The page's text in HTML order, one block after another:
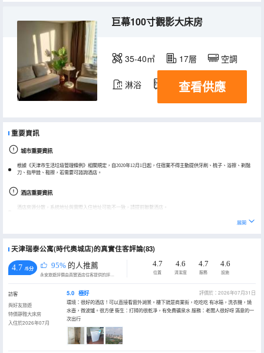
巨幕100寸觀影大床房
35-40㎡ 17層 空調
淋浴 冰箱查看供應
重要資訊
城市重要資訊
根據《天津市生活垃圾管理條例》相關規定，自2020年12月1日起，住宿業不得主動提供牙刷、梳子、浴擦、剃鬚
刀、指甲銼、鞋擦，若需要可諮詢酒店。
酒店重要資訊
酒店房源分散，系統地址與實際入住地址可能不一致，請提前聯繫酒店。
展開
天津瑞泰公寓(時代奧城店)的真實住客評論(83)
4.7 /5分 95% 的人推薦
永安旅遊評價由真實酒店住客提供的評價。
4.7
位置
4.6
清潔度
4.7
服務
4.6
設施
訪客
與好友旅遊
特價靜雅大床房
入住於2026年07月
5.0 極好
評價於：2026年07月31日
環境：很好的酒店！可以直接看窗外湖景。樓下就是商業街，吃吃吃 有冰箱，洗衣機，燒
水壺，微波爐。很方便 衞生：打掃的很乾凈，有免費礦泉水 服務：老闆人很好呀 滿意的一
次出行